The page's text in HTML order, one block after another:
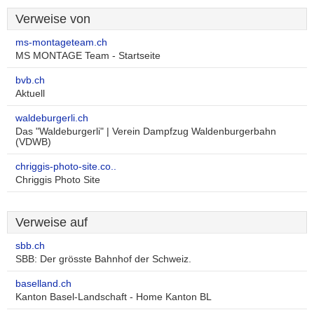
Verweise von
ms-montageteam.ch
MS MONTAGE Team - Startseite
bvb.ch
Aktuell
waldeburgerli.ch
Das "Waldeburgerli" | Verein Dampfzug Waldenburgerbahn
(VDWB)
chriggis-photo-site.co..
Chriggis Photo Site
Verweise auf
sbb.ch
SBB: Der grösste Bahnhof der Schweiz.
baselland.ch
Kanton Basel-Landschaft - Home Kanton BL